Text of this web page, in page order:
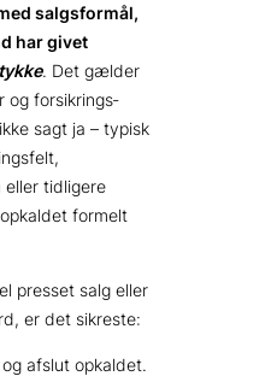
salgs­formål,
har givet
. Det gælder
og forsikrings­
sagt ja – typisk
eller tidligere
formelt
presset salg eller
er det sikreste:
afslut opkaldet.